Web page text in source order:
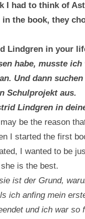
I had to think of
the book, they
Lindgren in your
habe, musste
Und dann
Schulprojekt aus.
Lindgren in
be the reason
I started the first
I wanted to be
is the best.
ist der Grund,
ich anfing mein
und ich war